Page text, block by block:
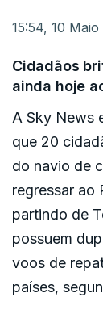
15:54, 10 Maio
Cidadãos
ainda hoje
A Sky News
que 20
do navio de
regressar ao
partindo de
possuem
voos de
países,